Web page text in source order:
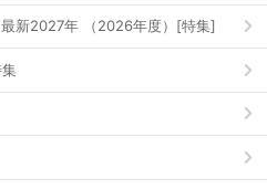
新2027年 （2026年度）[特集]